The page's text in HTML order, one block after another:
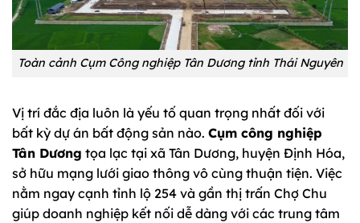
Toàn cảnh Cụm Công nghiệp Tân Dương tỉnh Thái Nguyên
Vị trí đắc địa luôn là yếu tố quan trọng nhất đối với
bất kỳ dự án bất động sản nào. Cụm công nghiệp
Tân Dương tọa lạc tại xã Tân Dương, huyện Định Hóa,
sở hữu mạng lưới giao thông vô cùng thuận tiện. Việc
nằm ngay cạnh tỉnh lộ 254 và gần thị trấn Chợ Chu
giúp doanh nghiệp kết nối dễ dàng với các trung tâm